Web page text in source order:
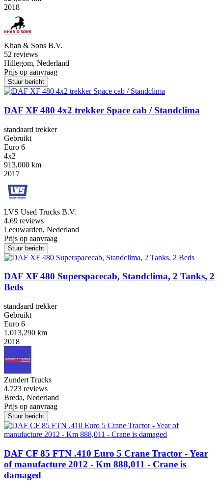
2018
Khan & Sons B.V.
52 reviews
Hillegom, Nederland
Prijs op aanvraag
Stuur bericht
DAF XF 480 4x2 trekker Space cab / Standclima
standaard trekker
Gebruikt
Euro 6
4x2
913,000 km
2017
LVS Used Trucks B.V.
4.69 reviews
Leeuwarden, Nederland
Prijs op aanvraag
Stuur bericht
DAF XF 480 Superspacecab, Standclima, 2 Tanks, 2
Beds
standaard trekker
Gebruikt
Euro 6
1,013,290 km
2018
Zundert Trucks
4.723 reviews
Breda, Nederland
Prijs op aanvraag
Stuur bericht
DAF CF 85 FTN .410 Euro 5 Crane Tractor - Year
of manufacture 2012 - Km 888,011 - Crane is
damaged